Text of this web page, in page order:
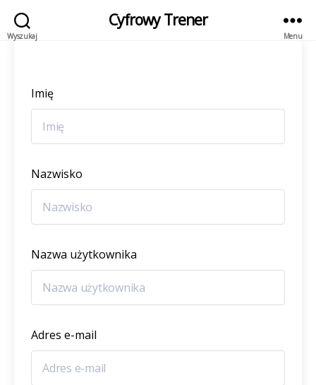
Wyszukaj
Cyfrowy Trener
Menu
Imię
Nazwisko
Nazwa użytkownika
Adres e-mail